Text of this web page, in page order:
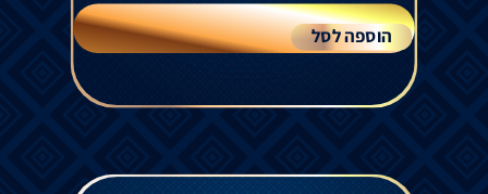
הוספה לסל